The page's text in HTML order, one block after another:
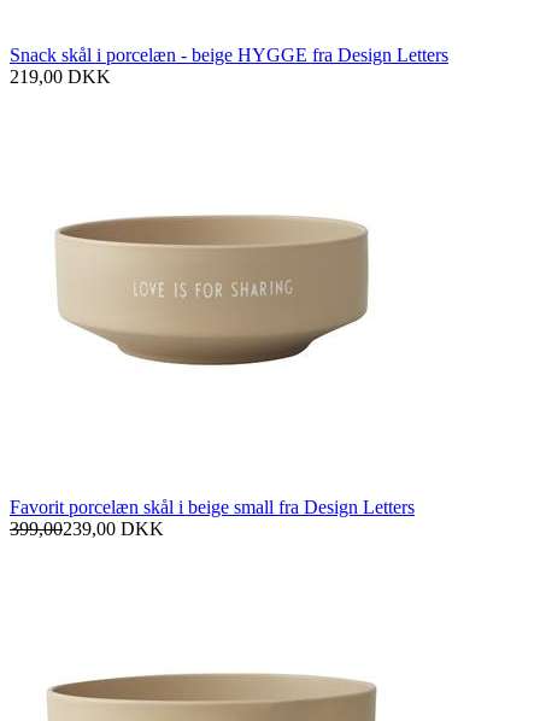
Snack skål i porcelæn - beige HYGGE fra Design Letters
219,00 DKK
Favorit porcelæn skål i beige small fra Design Letters
399,00239,00 DKK